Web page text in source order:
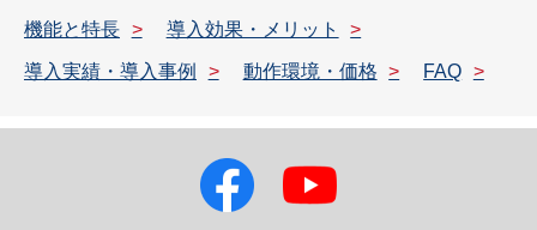
機能と特長 導入効果・メリット
導入実績・導入事例 動作環境・価格 FAQ